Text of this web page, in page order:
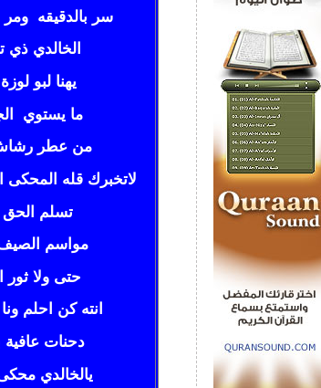
سر بالدقيقه
الخالدي
يهنا لبو
ما يستوي
من عطر
لاتخبرك قله
تسلم
مواسم
حتى ولا
انته كن
دحنات
يالخالدي